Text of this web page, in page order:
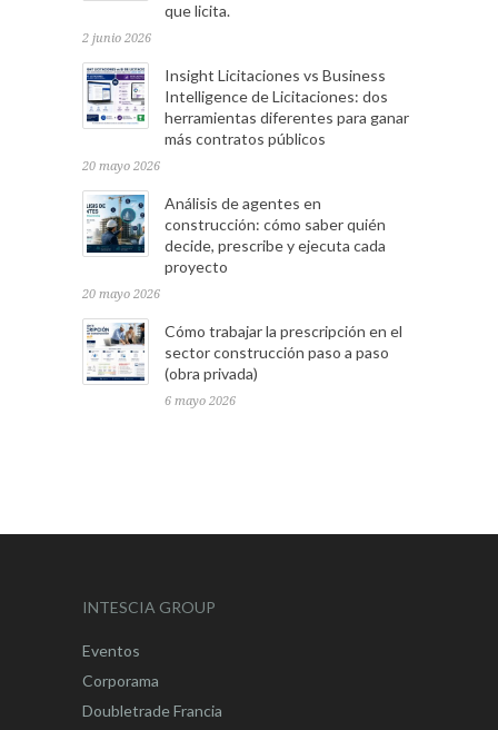
que licita.
2 junio 2026
Insight Licitaciones vs Business
Intelligence de Licitaciones: dos
herramientas diferentes para ganar
más contratos públicos
20 mayo 2026
Análisis de agentes en
construcción: cómo saber quién
decide, prescribe y ejecuta cada
proyecto
20 mayo 2026
Cómo trabajar la prescripción en el
sector construcción paso a paso
(obra privada)
6 mayo 2026
INTESCIA GROUP
Eventos
Corporama
Doubletrade Francia